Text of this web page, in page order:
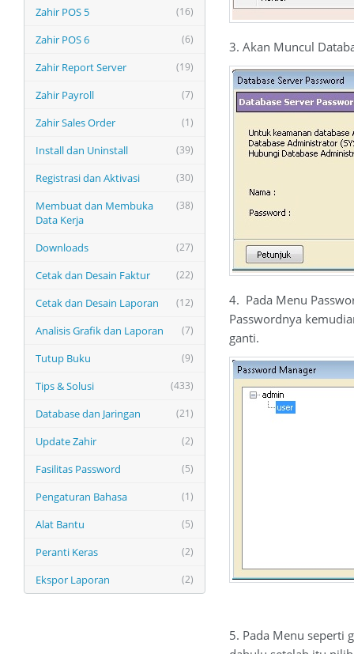
(16)
Zahir POS 5
(6)
Zahir POS 6
(19)
Zahir Report Server
(7)
Zahir Payroll
(1)
Zahir Sales Order
(39)
Install dan Uninstall
(30)
Registrasi dan Aktivasi
(38)
Membuat dan Membuka
Data Kerja
(27)
Downloads
(22)
Cetak dan Desain Faktur
(12)
Cetak dan Desain Laporan
(7)
Analisis Grafik dan Laporan
(9)
Tutup Buku
(433)
Tips & Solusi
(21)
Database dan Jaringan
(2)
Update Zahir
(5)
Fasilitas Password
(1)
Pengaturan Bahasa
(5)
Alat Bantu
(2)
Peranti Keras
(2)
Ekspor Laporan
3. Akan Muncul
4. Pada Menu
Passwordnya
ganti.
5. Pada Menu seperti